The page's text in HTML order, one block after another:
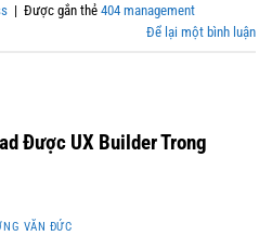
| Được gắn thẻ 404 management
Để lại một bình luận
Được UX Builder Trong
VĂN ĐỨC